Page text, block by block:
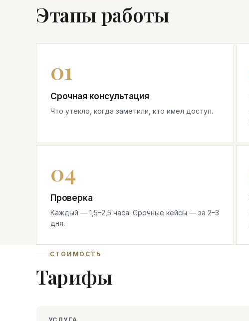
Этапы работы
Срочная консультация
Что утекло, когда заметили, кто имел доступ.
Проверка
Каждый — 1,5–2,5 часа. Срочные кейсы — за 2–3
дня.
СТОИМОСТЬ
Тарифы